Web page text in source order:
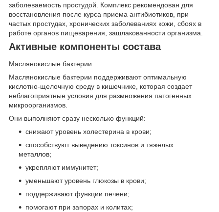
заболеваемость простудой. Комплекс рекомендован для
восстановления после курса приема антибиотиков, при
частых простудах, хронических заболеваниях кожи, сбоях в
работе органов пищеварения, зашлакованности организма.
Активные компоненты состава
Маслянокислые бактерии
Маслянокислые бактерии поддерживают оптимальную
кислотно-щелочную среду в кишечнике, которая создает
неблагоприятные условия для размножения патогенных
микроорганизмов.
Они выполняют сразу несколько функций:
снижают уровень холестерина в крови;
способствуют выведению токсинов и тяжелых
металлов;
укрепляют иммунитет;
уменьшают уровень глюкозы в крови;
поддерживают функции печени;
помогают при запорах и колитах;